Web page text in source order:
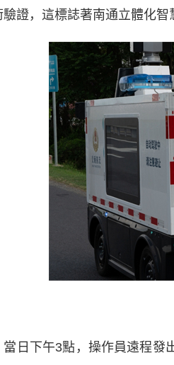
驗證，這標誌著南通立體化智
下午3點，操作員遠程發出